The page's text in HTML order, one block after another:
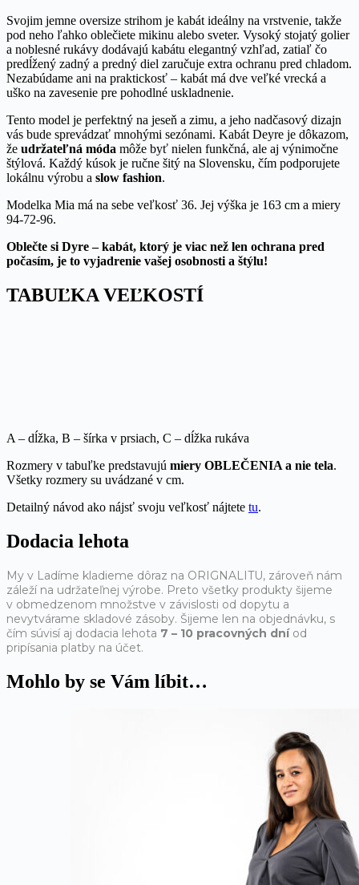
Svojim jemne oversize strihom je kabát ideálny na vrstvenie, takže
pod neho ľahko oblečiete mikinu alebo sveter. Vysoký stojatý golier
a noblesné rukávy dodávajú kabátu elegantný vzhľad, zatiaľ čo
predĺžený zadný a predný diel zaručuje extra ochranu pred chladom.
Nezabúdame ani na praktickosť – kabát má dve veľké vrecká a
uško na zavesenie pre pohodlné uskladnenie.
Tento model je perfektný na jeseň a zimu, a jeho nadčasový dizajn
vás bude sprevádzať mnohými sezónami. Kabát Deyre je dôkazom,
že udržateľná móda môže byť nielen funkčná, ale aj výnimočne
štýlová. Každý kúsok je ručne šitý na Slovensku, čím podporujete
lokálnu výrobu a slow fashion.
Modelka Mia má na sebe veľkosť 36. Jej výška je 163 cm a miery
94-72-96.
Oblečte si Dyre – kabát, ktorý je viac než len ochrana pred
počasím, je to vyjadrenie vašej osobnosti a štýlu!
TABUĽKA VEĽKOSTÍ
A – dĺžka, B – šírka v prsiach, C – dĺžka rukáva
Rozmery v tabuľke predstavujú miery OBLEČENIA a nie tela.
Všetky rozmery su uvádzané v cm.
Detailný návod ako nájsť svoju veľkosť nájtete tu.
Dodacia lehota
My v Ladíme kladieme dôraz na ORIGNALITU, zároveň nám
záleží na udržateľnej výrobe. Preto všetky produkty šijeme
v obmedzenom množstve v závislosti od dopytu a
nevytvárame skladové zásoby. Šijeme len na objednávku, s
čím súvisí aj dodacia lehota 7 – 10 pracovných dníod
pripísania platby na účet.
Mohlo by se Vám líbit…